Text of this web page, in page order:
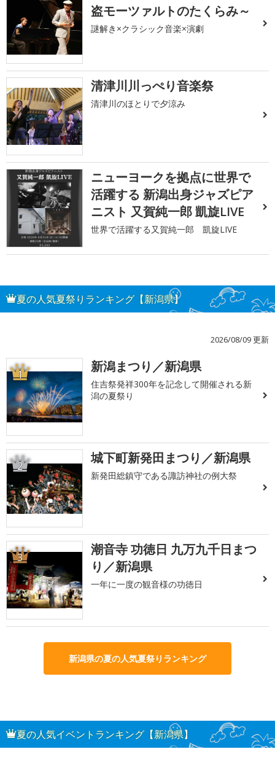
盗モーツァルトのたくらみ～
謎解き×クラシック音楽×演劇
清津川川っぺり音楽祭
清津川のほとりで夕涼み
ニューヨークを拠点に世界で
活躍する 新潟出身ジャズピア
ニスト 又賀純一郎 凱旋LIVE
世界で活躍する又賀純一郎 凱旋LIVE
夏の人気夏祭りランキング【新潟県】
2026/08/09 更新
1 新潟まつり／新潟県
住吉祭発祥300年を記念して開催される新
潟の夏祭り
2 城下町新発田まつり／新潟県
新発田総鎮守である諏訪神社の例大祭
3
潮音寺 功徳日 九万九千日まつ
り／新潟県
一年に一度の観音様の功徳日
新潟県の夏の人気夏祭りランキング
夏の人気イベントランキング【新潟県】